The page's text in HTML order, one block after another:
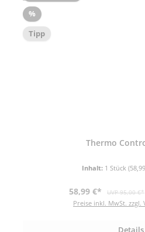
%Rabatt
Tipp
Thermo
Inhalt: 1 Stück
Verkaufspreis:
58,99 €* Regulärer
UVP 95,00 €*
Preise inkl. MwSt. zzgl.
Details